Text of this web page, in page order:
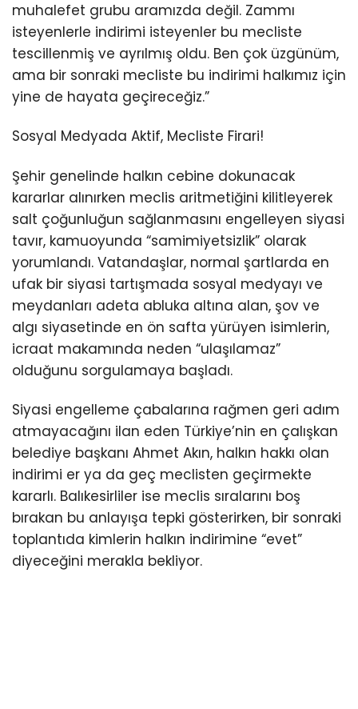
muhalefet grubu aramızda değil. Zammı
isteyenlerle indirimi isteyenler bu mecliste
tescillenmiş ve ayrılmış oldu. Ben çok üzgünüm,
ama bir sonraki mecliste bu indirimi halkımız için
yine de hayata geçireceğiz.”
Sosyal Medyada Aktif, Mecliste Firari!
Şehir genelinde halkın cebine dokunacak
kararlar alınırken meclis aritmetiğini kilitleyerek
salt çoğunluğun sağlanmasını engelleyen siyasi
tavır, kamuoyunda “samimiyetsizlik” olarak
yorumlandı. Vatandaşlar, normal şartlarda en
ufak bir siyasi tartışmada sosyal medyayı ve
meydanları adeta abluka altına alan, şov ve
algı siyasetinde en ön safta yürüyen isimlerin,
icraat makamında neden “ulaşılamaz”
olduğunu sorgulamaya başladı.
Siyasi engelleme çabalarına rağmen geri adım
atmayacağını ilan eden Türkiye’nin en çalışkan
belediye başkanı Ahmet Akın, halkın hakkı olan
indirimi er ya da geç meclisten geçirmekte
kararlı. Balıkesirliler ise meclis sıralarını boş
bırakan bu anlayışa tepki gösterirken, bir sonraki
toplantıda kimlerin halkın indirimine “evet”
diyeceğini merakla bekliyor.